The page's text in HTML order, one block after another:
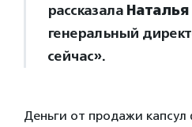
рассказала
генеральный
сейчас».
Деньги от продажи